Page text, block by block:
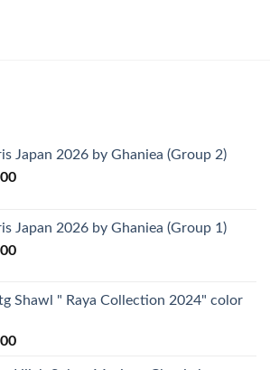
Japan 2026 by Ghaniea (Group 2)
Japan 2026 by Ghaniea (Group 1)
Shawl " Raya Collection 2024" color